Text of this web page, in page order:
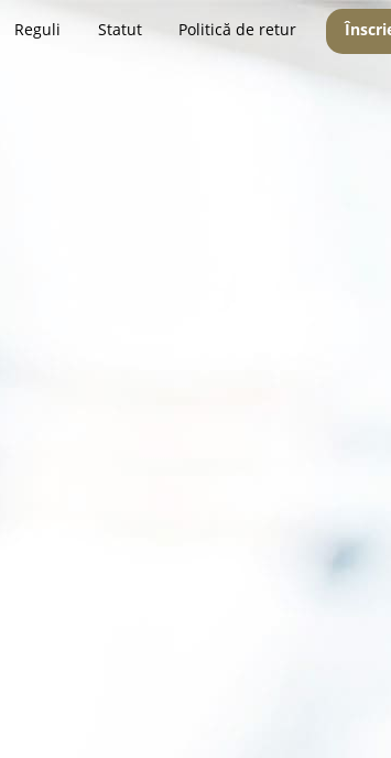
Reguli Statut Politică de retur